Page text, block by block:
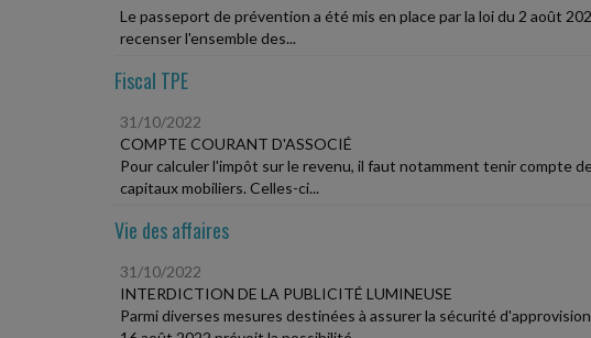
Le passeport de prévention a été mis en place par la loi du 2 août
recenser l'ensemble des...
Fiscal TPE
31/10/2022
COMPTE COURANT D'ASSOCIÉ
Pour calculer l'impôt sur le revenu, il faut notamment tenir compte
capitaux mobiliers. Celles-ci...
Vie des affaires
31/10/2022
INTERDICTION DE LA PUBLICITÉ LUMINEUSE
Parmi diverses mesures destinées à assurer la sécurité